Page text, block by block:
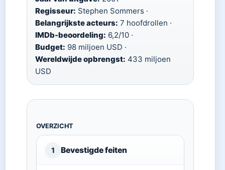
Regisseur: Stephen Sommers ·
Belangrijkste acteurs: 7 hoofdrollen ·
IMDb-beoordeling: 6,2/10 ·
Budget: 98 miljoen USD ·
Wereldwijde opbrengst: 433 miljoen
USD
OVERZICHT
1 Bevestigde feiten